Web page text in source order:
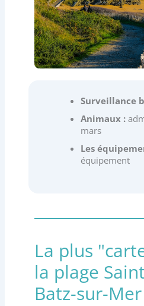
Surveillance
Animaux :
mars
Les
équipement
La plus
la plage
Batz-sur-Mer